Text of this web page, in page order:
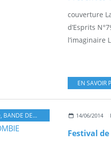
couverture
d’Esprits
l’imaginaire
EN SAVOIR
, BANDE DESSINÉ BD MANGA (SAUF
14/06/2014